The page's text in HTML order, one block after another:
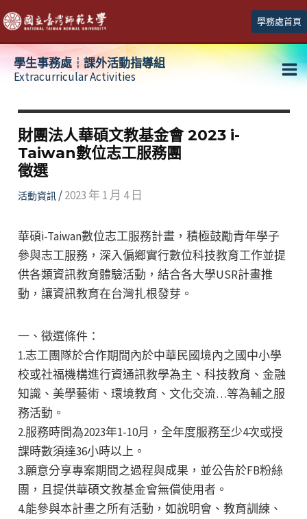
跳
至
主
學務處首頁
學生事務處┆課外活動指導組
Extracurricular Activities
財團法人華碩文教基金會 2023 i-
Taiwan數位志工服務團
徵選
活動資訊/2023 年 1 月 4 日
華碩i-Taiwan數位志工服務計畫，積極鼓勵青年學子
參與志工服務，深入偏鄉實行數位科技教育工作並提
供各類資訊教育體驗活動，結合各大學USR計畫推
動，讓資訊教育在台灣扎根發芽。
一、徵選條件：
1.志工團隊於合作期間內於中華民國境內之國中小學
校或社福機構進行資通訊教學為主、科技教育、金融
知識、美學藝術、環境教育、文化交流…等為輔之服
務活動。
2.服務時間為2023年1-10月，全年度服務至少4次或授
課時數須達36小時以上。
3.願意分享專案期間之過程與成果，並公告於FB粉絲
團，且提供華碩文教基金會無償使用者。
4.能參與本計畫之所有活動，如說明會、教育訓練、